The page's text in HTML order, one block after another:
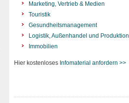
Marketing, Vertrieb & Medien
Touristik
Gesundheitsmanagement
Logistik, Außenhandel und Produktion
Immobilien
Hier kostenloses Infomaterial anfordern >>